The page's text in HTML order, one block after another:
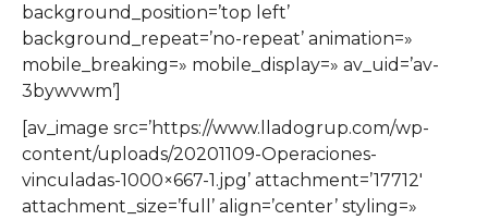
background_position=’top left’
background_repeat=’no-repeat’ animation=»
mobile_breaking=» mobile_display=» av_uid=’av-
3bywvwm’]
[av_image src=’https://www.lladogrup.com/wp-
content/uploads/20201109-Operaciones-
vinculadas-1000×667-1.jpg’ attachment=’17712′
attachment_size=’full’ align=’center’ styling=»